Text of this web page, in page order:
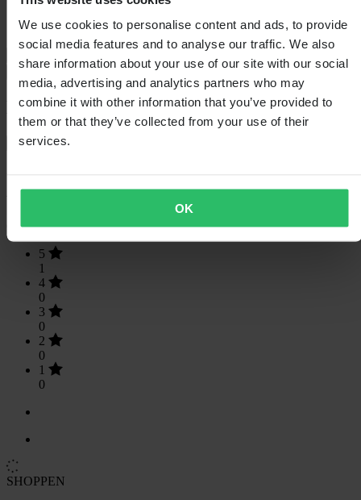
We use cookies to personalise content and ads, to provide
social media features and to analyse our traffic. We also
share information about your use of our site with our social
media, advertising and analytics partners who may
combine it with other information that you’ve provided to
them or that they’ve collected from your use of their
services.
OK
Verpakkingsbreedte110
Klantenbeoordelingen (1)
Toon alleen lokale reviews
Gebaseerd op 1 beoordelingen
5
1
4
0
3
0
2
0
1
0
SHOPPEN